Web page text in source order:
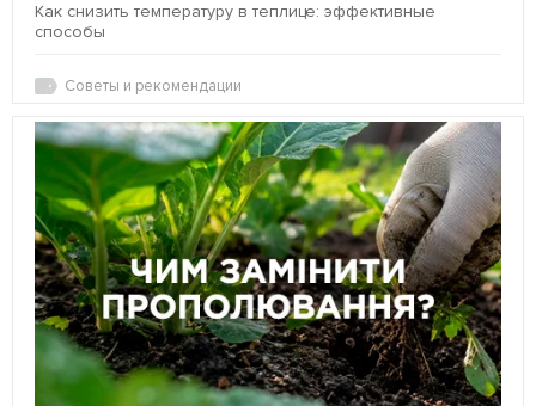
Как снизить температуру в теплице: эффективные
способы
Советы и рекомендации